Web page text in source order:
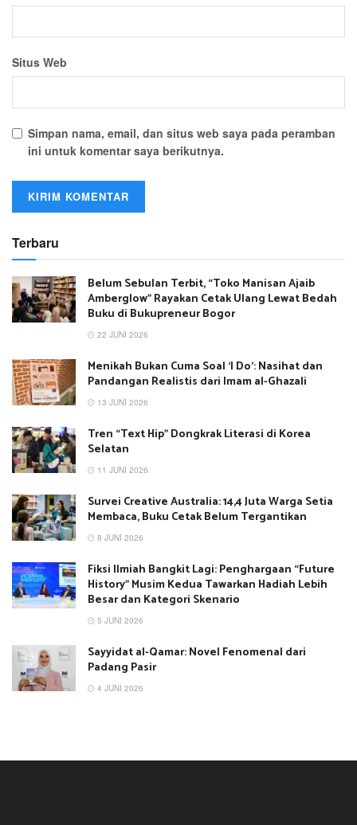
Situs Web
Simpan nama, email, dan situs web saya pada peramban
ini untuk komentar saya berikutnya.
Terbaru
Belum Sebulan Terbit, “Toko Manisan Ajaib
Amberglow” Rayakan Cetak Ulang Lewat Bedah
Buku di Bukupreneur Bogor
22 JUNI 2026
Menikah Bukan Cuma Soal ‘I Do’: Nasihat dan
Pandangan Realistis dari Imam al-Ghazali
13 JUNI 2026
Tren “Text Hip” Dongkrak Literasi di Korea
Selatan
11 JUNI 2026
Survei Creative Australia: 14,4 Juta Warga Setia
Membaca, Buku Cetak Belum Tergantikan
8 JUNI 2026
Fiksi Ilmiah Bangkit Lagi: Penghargaan “Future
History” Musim Kedua Tawarkan Hadiah Lebih
Besar dan Kategori Skenario
5 JUNI 2026
Sayyidat al-Qamar: Novel Fenomenal dari
Padang Pasir
4 JUNI 2026